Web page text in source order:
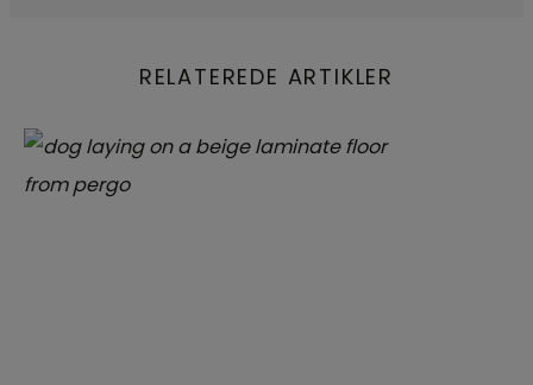
RELATEREDE ARTIKLER